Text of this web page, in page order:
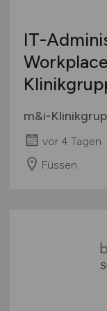
IT-
m&i-
vor 4 Tagen
Füssen